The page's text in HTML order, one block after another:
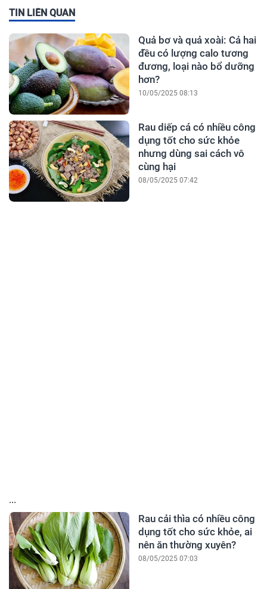
TIN LIÊN QUAN
Quả bơ và quả xoài: Cả hai
đều có lượng calo tương
đương, loại nào bổ dưỡng
hơn?
10/05/2025 08:13
Rau diếp cá có nhiều công
dụng tốt cho sức khỏe
nhưng dùng sai cách vô
cùng hại
08/05/2025 07:42
...
Rau cải thìa có nhiều công
dụng tốt cho sức khỏe, ai
nên ăn thường xuyên?
08/05/2025 07:03